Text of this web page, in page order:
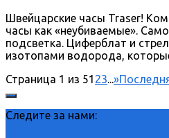
Швейцарские часы Traser!
часы как «неубиваемые».
подсветка. Циферблат и
изотопами водорода,
Страница 1 из 51 23...»
Следите за нами: